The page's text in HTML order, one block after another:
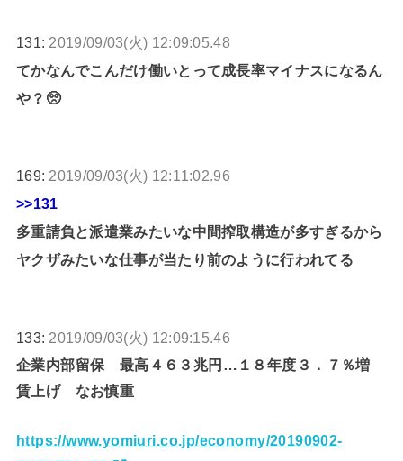
131: 2019/09/03(火) 12:09:05.48
てかなんでこんだけ働いとって成長率マイナスになるん
や？🥺
169: 2019/09/03(火) 12:11:02.96
>>131
多重請負と派遣業みたいな中間搾取構造が多すぎるから
ヤクザみたいな仕事が当たり前のように行われてる
133: 2019/09/03(火) 12:09:15.46
企業内部留保 最高４６３兆円…１８年度３．７％増
賃上げ なお慎重
https://www.yomiuri.co.jp/economy/20190902-